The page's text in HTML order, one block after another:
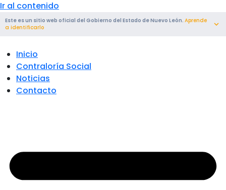
Ir al contenido
Este es un sitio web oficial del Gobierno del Estado de Nuevo León. Aprende
a identificarlo
Inicio
Contraloría Social
Noticias
Contacto